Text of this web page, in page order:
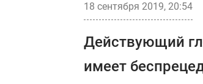
18 сентября 2019, 20:54
Действующий
имеет